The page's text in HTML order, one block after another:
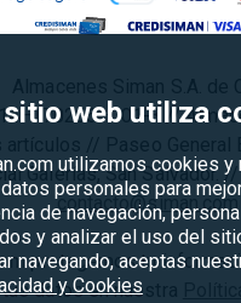
sitio web utiliza
utilizamos cookies
personales para
de navegación,
y analizar el uso del
navegando, aceptas
y Cookies
Política de Privacidad
Derecho de Retracto
Términos y
Agosto es diversión
3 //
Galerías, San Salvador.
contacto@siman.com
protegemos tu
tus datos en nuestra